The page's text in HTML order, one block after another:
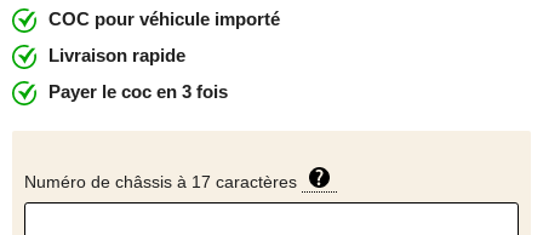
COC pour véhicule importé
Livraison rapide
Payer le coc en 3 fois
Numéro de châssis à 17 caractères